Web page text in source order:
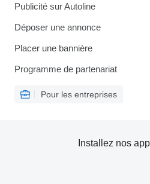
Publicité sur Autoline
Déposer une annonce
Placer une bannière
Programme de partenariat
Pour les entreprises
Installez nos